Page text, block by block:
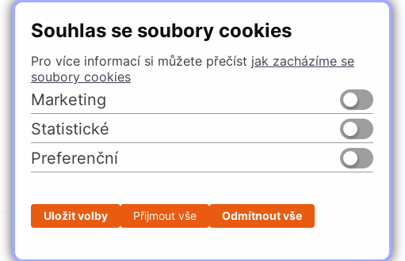
Souhlas se soubory cookies
Pro více informací si můžete přečíst jak zacházíme se
soubory cookies
Marketing
Statistické
Preferenční
Uložit volby Přijmout vše Odmítnout vše
SLEDUJTE NÁS
Česko Slovensko